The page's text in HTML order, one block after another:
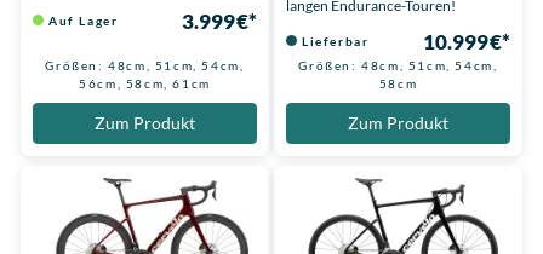
Auf Lager 3.999 €*
Größen: 48cm, 51cm, 54cm,
56cm, 58cm, 61cm
Zum Produkt
langen Endurance-Touren!
Lieferbar 10.999 €*
Größen: 48cm, 51cm, 54cm,
58cm
Zum Produkt